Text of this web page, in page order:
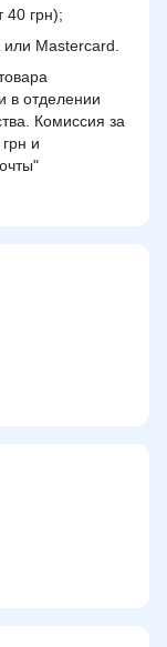
40 грн);
Mastercard.
в отделении
Комиссия за
и